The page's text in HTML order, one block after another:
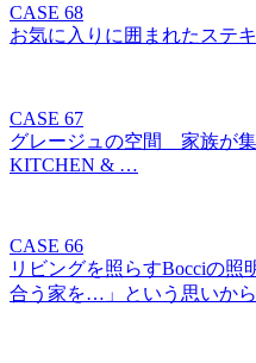
CASE 68
お気に入りに囲まれたステ
CASE 67
グレージュの空間 家族が
KITCHEN & …
CASE 66
リビングを照らすBocciの照
合う家を…」という思いか